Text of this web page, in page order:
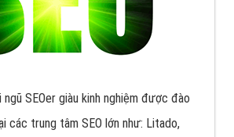
SEOer giàu kinh nghiệm được đào
các trung tâm SEO lớn như: Litado,